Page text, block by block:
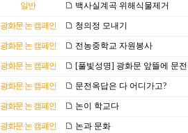
일반 백사실계곡 위해식물제거
광화문 논 캠페인 청의정 모내기
광화문 논 캠페인 전농중학교 자원봉사
광화문 논 캠페인 [풀빛성명] 광화문 앞뜰에 문
광화문 논 캠페인 문전옥답은 다 어디가고?
광화문 논 캠페인 논이 학교다
광화문 논 캠페인 논과 문화